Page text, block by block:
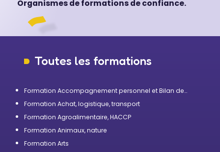
Organismes de formations de confiance.
Toutes les formations
Formation Accompagnement personnel et Bilan de
Formation Achat, logistique, transport
Formation Agroalimentaire, HACCP
Formation Animaux, nature
Formation Arts